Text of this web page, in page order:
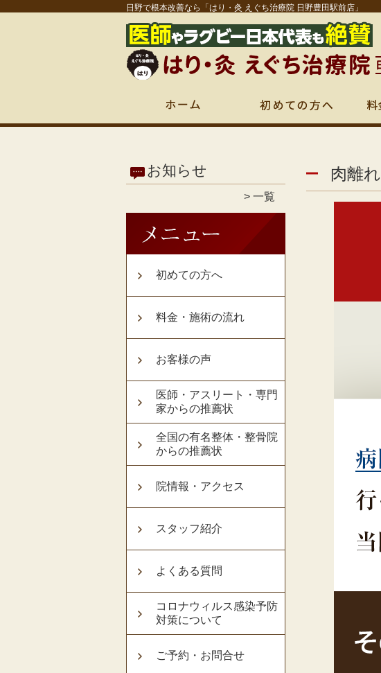
日野で根本改善なら「はり・灸 えぐち治療院 日野豊田駅前店」
お知らせ
一覧
初めての方へ
料金・施術の流れ
お客様の声
医師・アスリート・専門
家からの推薦状
全国の有名整体・整骨院
からの推薦状
院情報・アクセス
スタッフ紹介
よくある質問
コロナウィルス感染予防
対策について
ご予約・お問合せ
肉離れ